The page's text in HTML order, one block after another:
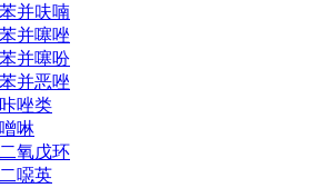
苯并呋喃
苯并噻唑
苯并噻吩
苯并恶唑
咔唑类
噌啉
二氧戊环
二噁英